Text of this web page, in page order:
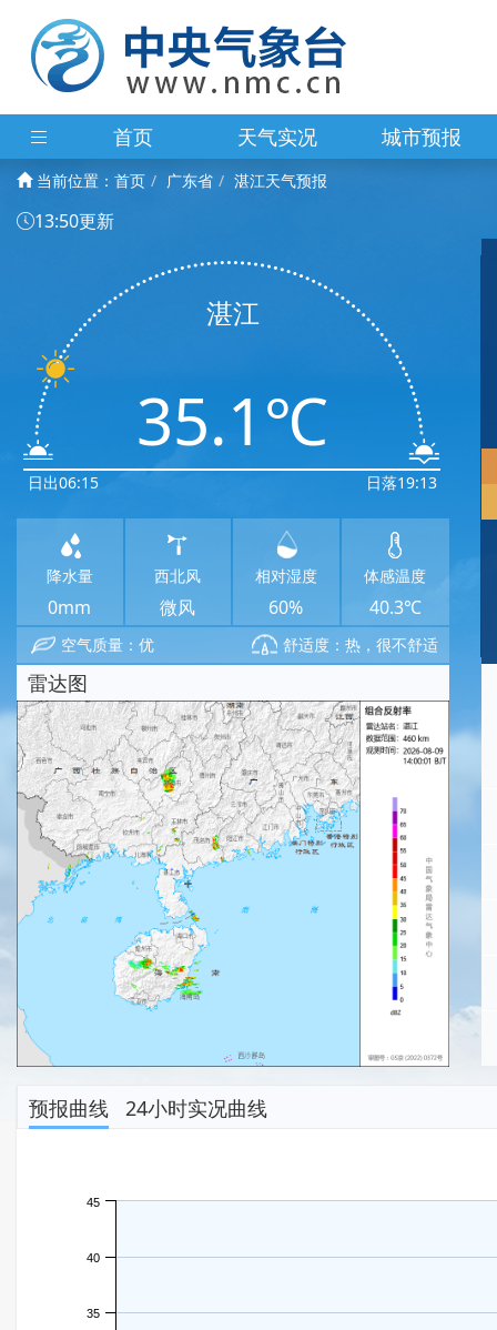
首页 天气实况 城市预报
当前位置： 首页 广东省 湛江天气预报
13:50更新
日出06:15
湛江
35.1℃
日落19:13
降水量
0mm
西北风
微风
相对湿度
60%
体感温度
40.3℃
空气质量：优 舒适度：热，很不舒适
雷达图
预报曲线 24小时实况曲线
35
40
45